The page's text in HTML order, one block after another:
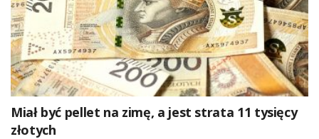
Miał być pellet na zimę, a jest strata 11 tysięcy
złotych